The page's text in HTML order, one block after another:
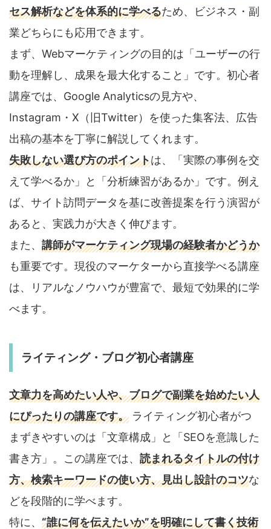
セス解析などを体系的に学べるため、ビジネス・副
業どちらにも応用できます。
まず、Webマーケティングの目的は「ユーザーの行
動を理解し、成果を最大化すること」です。初心者
講座では、Google Analyticsの見方や、
Instagram・X（旧Twitter）を使った集客法、広告
出稿の基本を丁寧に解説してくれます。
失敗しない選び方のポイントは、「実際の事例を交
えて学べるか」と「分析練習があるか」です。例え
ば、サイト訪問データを基に改善提案を行う演習が
あると、実践力が大きく伸びます。
また、 講師がマーケティング現場の経験者かどうか
も重要です。現役のマーケターから直接学べる講座
は、リアルなノウハウが豊富で、最短で効果的に学
べます。
ライティング・ブログ初心者講座
文章力を高めたい人や、ブログで副業を始めたい人
にぴったりの講座です。 ライティング初心者がつ
まずきやすいのは「文章構成」と「SEOを意識した
書き方」。この講座では、 読まれるタイトルの付け
方、検索キーワードの使い方、見出し設計のコツな
どを段階的に学べます。
特に、 “誰に何を伝えたいか”を明確にして書く技術